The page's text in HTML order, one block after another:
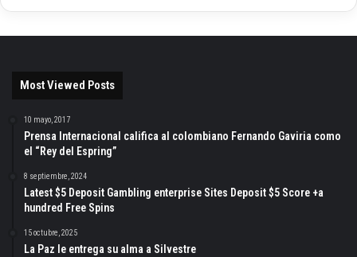
Most Viewed Posts
10 mayo, 2017
Prensa Internacional califica al colombiano Fernando Gaviria como
el “Rey del Espring”
8 septiembre, 2024
Latest $5 Deposit Gambling enterprise Sites Deposit $5 Score +a
hundred Free Spins
15 octubre, 2025
La Paz le entrega su alma a Silvestre